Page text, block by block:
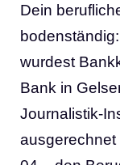
Dein
wurdest
Bank in
Journalistik-
ausgerechnet